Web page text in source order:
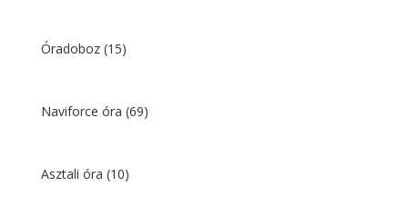
Óradoboz (15)
Naviforce óra (69)
Asztali óra (10)